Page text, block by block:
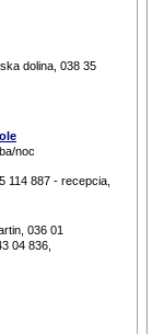
dolina, 038 35
noc
114 887 - recepcia,
036 01
04 836,